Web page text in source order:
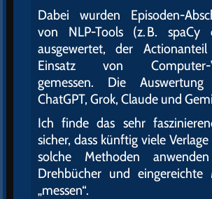
Dabei wurden Episoden-
von NLP-Tools (z. B. spaCy
ausgewertet, der
Einsatz von Computer-
gemessen. Die
ChatGPT, Grok, Claude und
Ich finde das sehr
sicher, dass künftig viele
solche Methoden
Drehbücher und eingereichte
„messen“.